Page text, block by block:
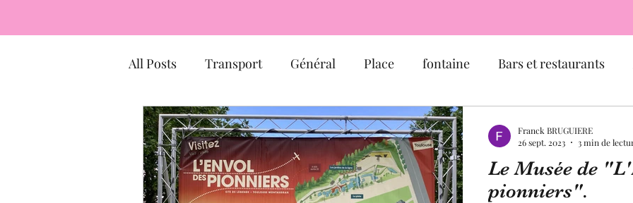
All Posts Transport Général Place fontaine Bars et restaurants
Hôtel particulier marché église Musée
politique Canal du Midi Jardin Statue Sculpture pastel
Le Musée de
pionniers".
Franck BRUGUIERE
26 sept. 2023
3 min de